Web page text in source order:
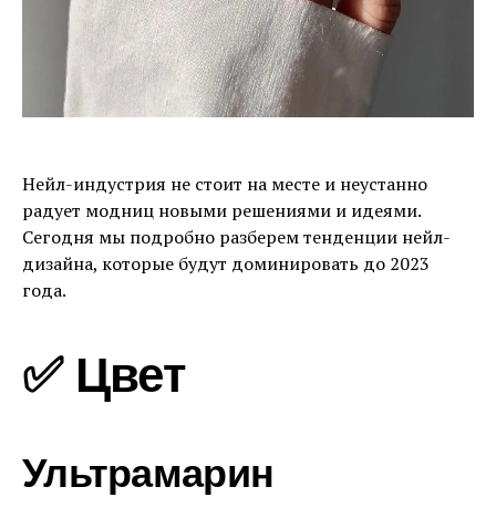
Нейл-индустрия не стоит на месте и неустанно
радует модниц новыми решениями и идеями.
Сегодня мы подробно разберем тенденции нейл-
дизайна, которые будут доминировать до 2023
года.
✅ Цвет
Ультрамарин